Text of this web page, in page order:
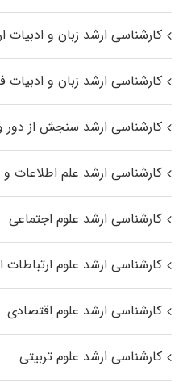
کارشناسی ارشد زبان و ادبیات
کارشناسی ارشد زبان و ادبیات
کارشناسی ارشد سنجش از دور
کارشناسی ارشد علم اطلاعات
کارشناسی ارشد علوم اجتماعی
کارشناسی ارشد علوم ارتباطات
کارشناسی ارشد علوم اقتصادی
کارشناسی ارشد علوم تربیتی